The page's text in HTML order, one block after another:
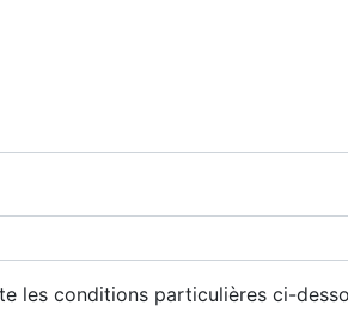
les conditions particulières ci-